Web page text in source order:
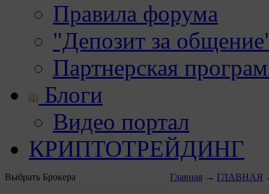
Правила форума
"Депозит за
Партнерская
Блоги
Видео портал
КРИПТОТРЕЙДИНГ
Выбрать Брокера Главная → ГЛАВНАЯ